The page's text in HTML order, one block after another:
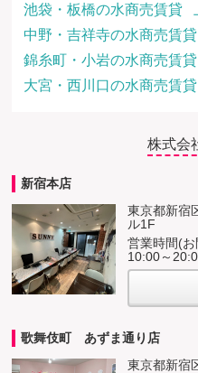
池袋・板橋の水商売賃貸
中野・吉祥寺の水商売賃貸
錦糸町・小岩の水商売賃貸
大宮・西川口の水商売賃貸
株式会
新宿本店
東京都新宿
ル1F
営業時間(
10:00～
歌舞伎町 あずま通り店
東京都新宿